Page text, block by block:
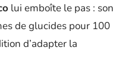
lui emboîte le pas : son
de glucides pour 100
d’adapter la